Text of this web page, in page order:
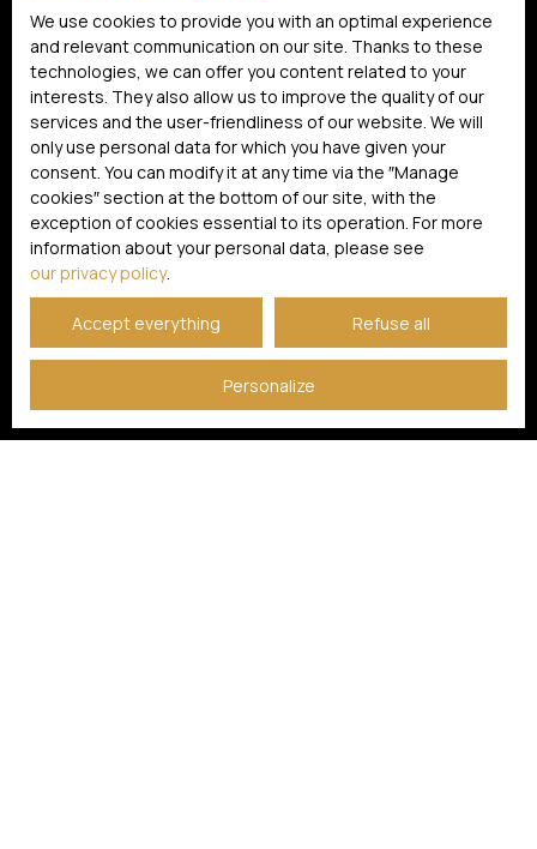
We use cookies to provide you with an optimal experience
and relevant communication on our site. Thanks to these
technologies, we can offer you content related to your
interests. They also allow us to improve the quality of our
services and the user-friendliness of our website. We will
only use personal data for which you have given your
consent. You can modify it at any time via the ″Manage
cookies″ section at the bottom of our site, with the
exception of cookies essential to its operation. For more
information about your personal data, please see
our privacy policy.
Accept everything Refuse all
Personalize